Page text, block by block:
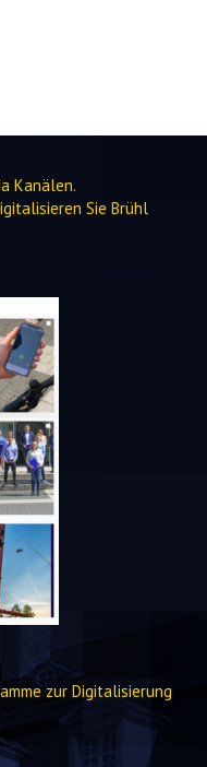
Kanälen.
Sie Brühl
zur Digitalisierung